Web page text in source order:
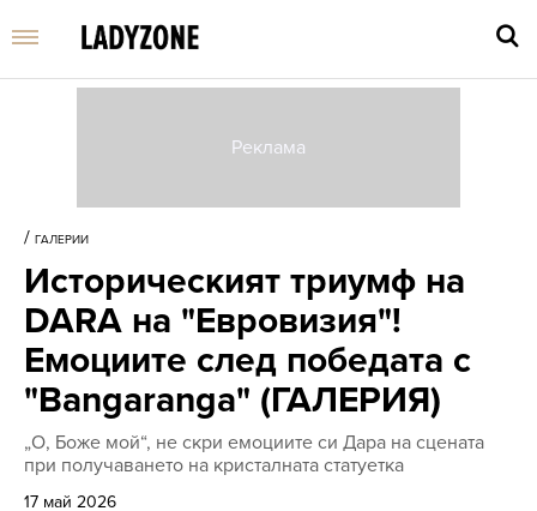
/ ГАЛЕРИИ
Историческият триумф на
DARA на "Евровизия"!
Емоциите след победата с
"Bangaranga" (ГАЛЕРИЯ)
„О, Боже мой“, не скри емоциите си Дара на сцената
при получаването на кристалната статуетка
17 май 2026